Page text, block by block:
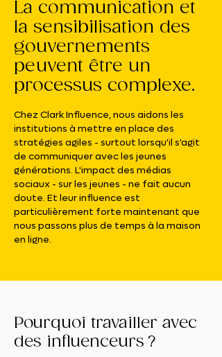
La communication et
la sensibilisation des
gouvernements
peuvent être un
processus complexe.
Chez Clark Influence, nous aidons les
institutions à mettre en place des
stratégies agiles - surtout lorsqu'il s'agit
de communiqueravec les jeunes
générations. L'impact des médias
sociaux - sur les jeunes - ne fait aucun
doute. Et leur influence est
particulièrement forte maintenant que
nous passons plus de temps à la maison
en ligne.
Pourquoi travailler avec
des influenceurs ?